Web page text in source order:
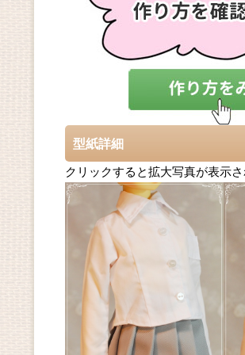
型紙詳細
クリックすると拡大写真が表示